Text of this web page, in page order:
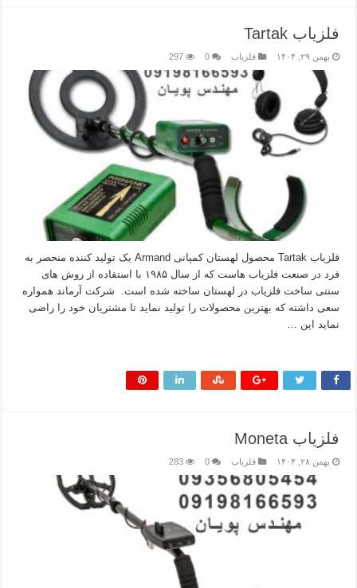
فلزیاب Tartak
بهمن ۲۹, ۱۴۰۴ فلزیاب 0
297
فلزیاب Tartak محصول لهستان کمپانی Armand یک تولید کننده منحصر به
فرد در صنعت فلزیاب هاست که از سال ۱۹۸۵ با استفاده از روش های
سنتی ساخت فلزیاب در لهستان ساخته شده است. شرکت آرماند همواره
سعی داشته که بهترین محصولات را تولید نماید تا مشتریان خود را راضی
نماید این …
فلزیاب Moneta
بهمن ۲۸, ۱۴۰۴ فلزیاب 0
283